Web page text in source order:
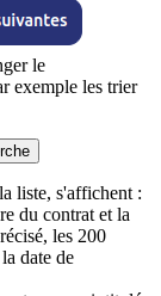
le
exemple les trier
liste, s'affichent :
du contrat et la
les 200
date de